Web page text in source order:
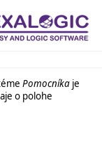
Pomocníka je
o polohe